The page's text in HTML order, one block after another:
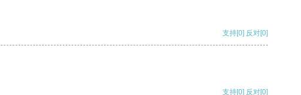
支持[0] 反对[0]
支持[0] 反对[0]